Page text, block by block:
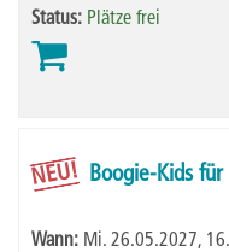
Status: Plätze frei
NEU! Boogie-Kids
Wann: Mi. 26.05.2027,